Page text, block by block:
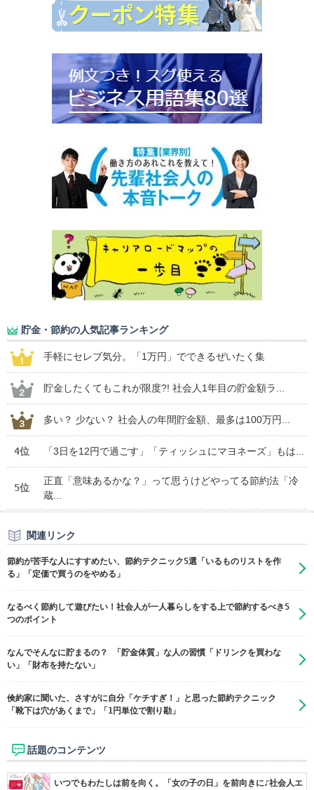
貯金・節約の人気記事ランキング
手軽にセレブ気分。「1万円」でできるぜいたく集
貯金したくてもこれが限度?! 社会人1年目の貯金額ラ...
多い？ 少ない？ 社会人の年間貯金額、最多は100万円...
4位 「3日を12円で過ごす」「ティッシュにマヨネーズ」もは...
5位
正直「意味あるかな？」って思うけどやってる節約法「冷
蔵...
関連リンク
節約が苦手な人にすすめたい、節約テクニック5選「いるものリストを作
る」「定価で買うのをやめる」
​なるべく節約して遊びたい！社会人が一人暮らしをする上で節約するべき5
つのポイント
なんでそんなに貯まるの？ 「貯金体質」な人の習慣「ドリンクを買わな
い」「財布を持たない」
倹約家に聞いた、さすがに自分「ケチすぎ！」と思った節約テクニック
「靴下は穴があくまで」「1円単位で割り勘」
話題のコンテンツ
いつでもわたしは前を向く。「女の子の日」を前向きに♪社会人エ